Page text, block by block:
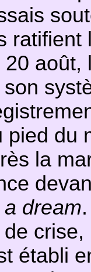
pied du
la
dream
de
établi